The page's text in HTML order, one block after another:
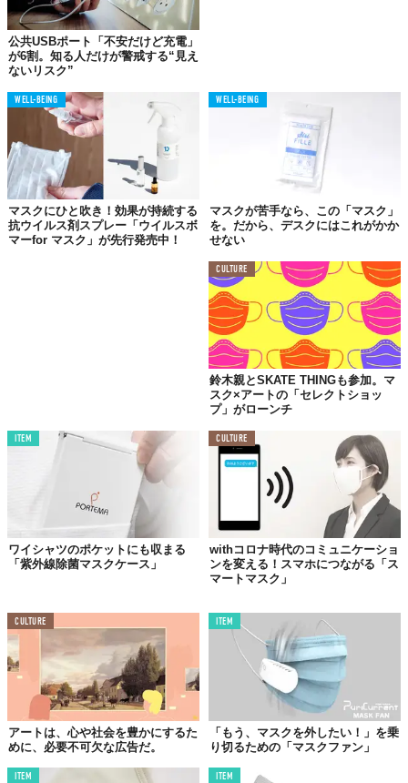
公共USBポート「不安だけど充電」
が6割。知る人だけが警戒する“見え
ないリスク”
WELL-BEING
マスクにひと吹き！効果が持続する
抗ウイルス剤スプレー「ウイルスボ
マーfor マスク」が先行発売中！
WELL-BEING
マスクが苦手なら、この「マスク」
を。だから、デスクにはこれがかか
せない
CULTURE
鈴木親とSKATE THINGも参加。マ
スク×アートの「セレクトショッ
プ」がローンチ
ITEM
ワイシャツのポケットにも収まる
「紫外線除菌マスクケース」
CULTURE
withコロナ時代のコミュニケーショ
ンを変える！スマホにつながる「ス
マートマスク」
CULTURE
アートは、心や社会を豊かにするた
めに、必要不可欠な広告だ。
ITEM
「もう、マスクを外したい！」を乗
り切るための「マスクファン」
ITEM ITEM